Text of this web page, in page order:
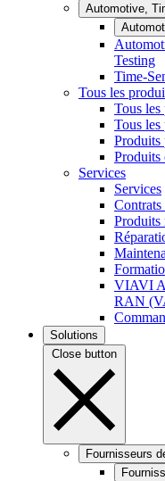
Automotive,
Testing
Time-
Tous les
Tous les
Tous les
Produits
Produits
Services
Services
Contrats
Produits
VIAVI
RAN
Solutions
Close button
Fournisseurs